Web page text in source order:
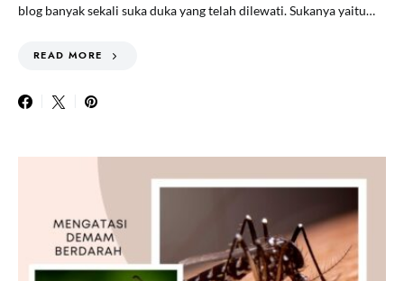
blog banyak sekali suka duka yang telah dilewati. Sukanya yaitu…
READ MORE